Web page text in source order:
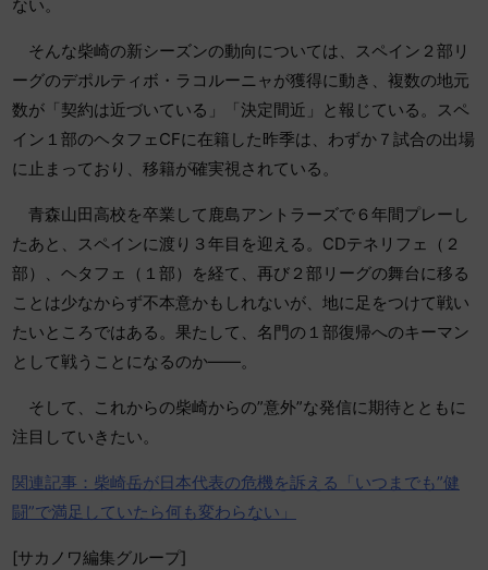
ない。
そんな柴崎の新シーズンの動向については、スペイン２部リ
ーグのデポルティボ・ラコルーニャが獲得に動き、複数の地元
数が「契約は近づいている」「決定間近」と報じている。スペ
イン１部のヘタフェCFに在籍した昨季は、わずか７試合の出場
に止まっており、移籍が確実視されている。
青森山田高校を卒業して鹿島アントラーズで６年間プレーし
たあと、スペインに渡り３年目を迎える。CDテネリフェ（２
部）、ヘタフェ（１部）を経て、再び２部リーグの舞台に移る
ことは少なからず不本意かもしれないが、地に足をつけて戦い
たいところではある。果たして、名門の１部復帰へのキーマン
として戦うことになるのか――。
そして、これからの柴崎からの”意外”な発信に期待とともに
注目していきたい。
関連記事：柴崎岳が日本代表の危機を訴える「いつまでも”健
闘”で満足していたら何も変わらない」
[サカノワ編集グループ]